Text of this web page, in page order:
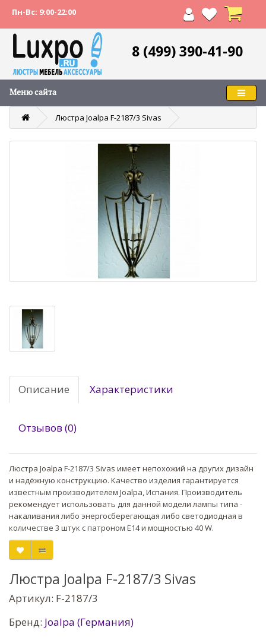
Пн-Вс: 9:00-22:00
8 (499) 390-41-90
Меню сайта
Люстра Joalpa F-2187/3 Sivas
Описание Характеристики
Отзывов (0)
Люстра Joalpa F-2187/3 Sivas имеет непохожий на других дизайн
и надёжную конструкцию. Качество изделия гарантируется
известным производителем Joalpa, Испания. Производитель
рекомендует использовать для данной модели лампы типа -
накаливания либо энергосберегающая либо светодиодная в
количестве 3 штук с патроном E14 и мощностью 40 W.
Люстра Joalpa F-2187/3 Sivas
Артикул: F-2187/3
Бренд: Joalpa (Германия)